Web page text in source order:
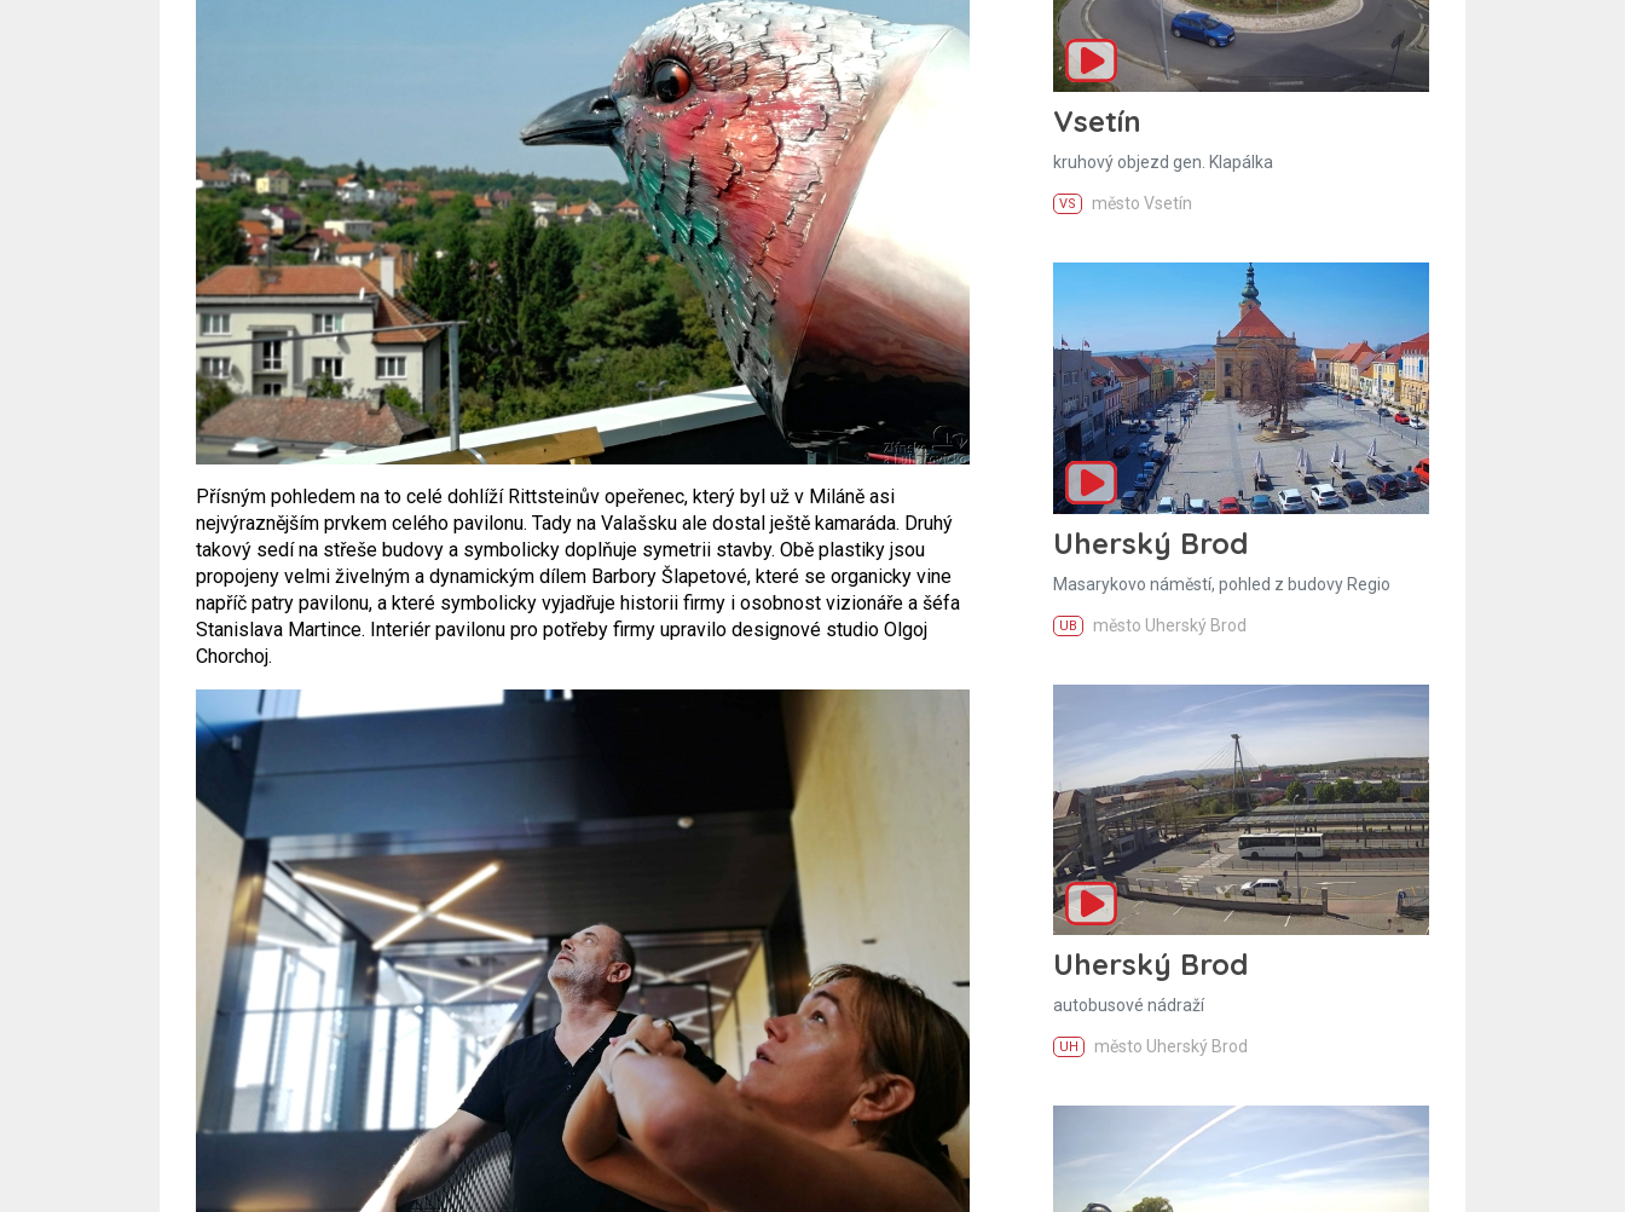
Přísným pohledem na to celé dohlíží Rittsteinův opeřenec, který byl už v Miláně asi
nejvýraznějším prvkem celého pavilonu. Tady na Valašsku ale dostal ještě kamaráda. Druhý
takový sedí na střeše budovy a symbolicky doplňuje symetrii stavby. Obě plastiky jsou
propojeny velmi živelným a dynamickým dílem Barbory Šlapetové, které se organicky vine
napříč patry pavilonu, a které symbolicky vyjadřuje historii firmy i osobnost vizionáře a šéfa
Stanislava Martince. Interiér pavilonu pro potřeby firmy upravilo designové studio Olgoj
Chorchoj.
Vsetín
kruhový objezd gen. Klapálka
VS město Vsetín
Uherský Brod
Masarykovo náměstí, pohled z budovy Regio
UB město Uherský Brod
Uherský Brod
autobusové nádraží
UH město Uherský Brod